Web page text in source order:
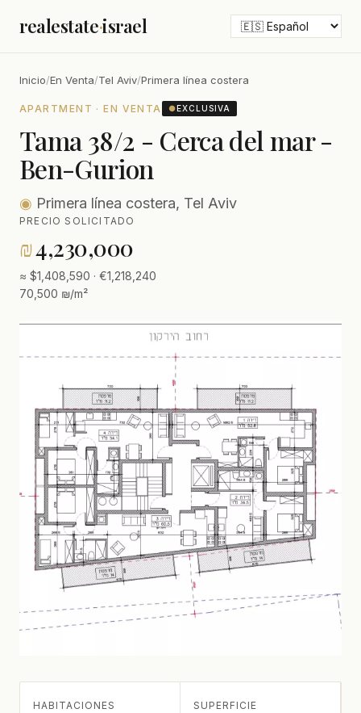
realestate·israel
Inicio/En Venta/Tel Aviv/Primera línea costera
APARTMENT · EN VENTA ●EXCLUSIVA
Tama 38/2 - Cerca del mar -
Ben-Gurion
◉ Primera línea costera, Tel Aviv
PRECIO SOLICITADO
₪4,230,000
≈ $1,408,590 · €1,218,240
70,500 ₪/m²
HABITACIONES SUPERFICIE